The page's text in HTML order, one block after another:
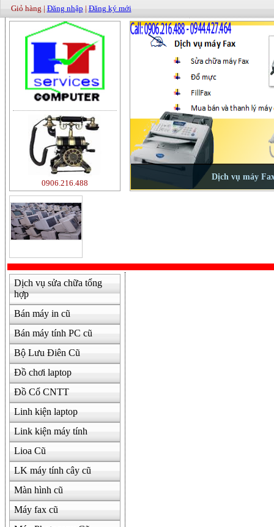
Giỏ hàng | Đăng nhập | Đăng ký mới
0906.216.488
Dịch vụ sửa chữa tổng
hợp
Bán máy in cũ
Bán máy tính PC cũ
Bộ Lưu Điên Cũ
Đồ chơi laptop
Đồ Cổ CNTT
Linh kiện laptop
Link kiện máy tính
Lioa Cũ
LK máy tính cây cũ
Màn hình cũ
Máy fax cũ